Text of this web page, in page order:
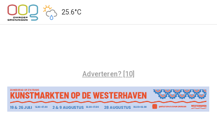
25.6°C
Adverteren? [10]